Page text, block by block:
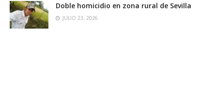
Doble homicidio en zona rural de Sevilla
JULIO 23, 2026